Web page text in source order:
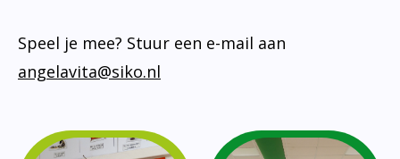
Speel je mee? Stuur een e-mail aan
angelavita@siko.nl